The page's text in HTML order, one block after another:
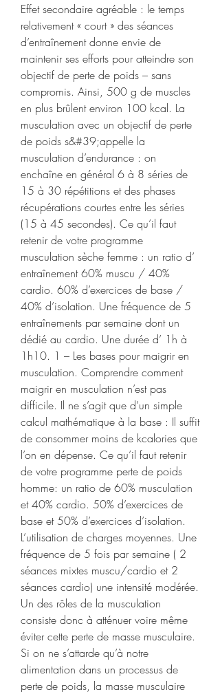
Effet secondaire agréable : le temps
relativement « court » des séances
d’entraînement donne envie de
maintenir ses efforts pour atteindre son
objectif de perte de poids – sans
compromis. Ainsi, 500 g de muscles
en plus brûlent environ 100 kcal. La
musculation avec un objectif de perte
de poids s&#39;appelle la
musculation d’endurance : on
enchaîne en général 6 à 8 séries de
15 à 30 répétitions et des phases
récupérations courtes entre les séries
(15 à 45 secondes). Ce qu’il faut
retenir de votre programme
musculation sèche femme : un ratio d’
entraînement 60% muscu / 40%
cardio. 60% d’exercices de base /
40% d’isolation. Une fréquence de 5
entraînements par semaine dont un
dédié au cardio. Une durée d’ 1h à
1h10. 1 – Les bases pour maigrir en
musculation. Comprendre comment
maigrir en musculation n’est pas
difficile. Il ne s’agit que d’un simple
calcul mathématique à la base : Il suffit
de consommer moins de kcalories que
l’on en dépense. Ce qu’il faut retenir
de votre programme perte de poids
homme: un ratio de 60% musculation
et 40% cardio. 50% d’exercices de
base et 50% d’exercices d’isolation.
L’utilisation de charges moyennes. Une
fréquence de 5 fois par semaine ( 2
séances mixtes muscu/cardio et 2
séances cardio) une intensité modérée.
Un des rôles de la musculation
consiste donc à atténuer voire même
éviter cette perte de masse musculaire.
Si on ne s’attarde qu’à notre
alimentation dans un processus de
perte de poids, la masse musculaire